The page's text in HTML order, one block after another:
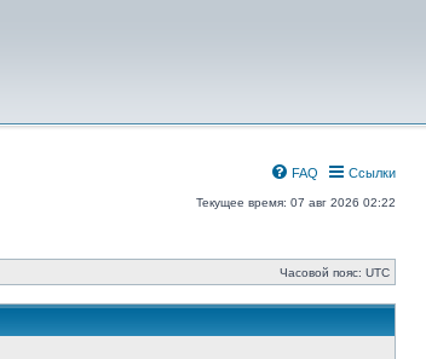
Ссылки
FAQ
Текущее время: 07 авг 2026 02:22
Часовой пояс: UTC